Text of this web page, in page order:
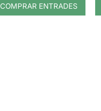
COMPRAR ENTRADES